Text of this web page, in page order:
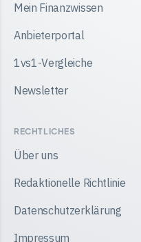
Mein Finanzwissen
Anbieterportal
1vs1-Vergleiche
Newsletter
RECHTLICHES
Über uns
Redaktionelle Richtlinie
Datenschutzerklärung
Impressum